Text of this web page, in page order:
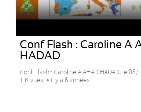
Conf Flash : Caroline A
HADAD
Conf Flash : Caroline A AHAD HADAD, le
1 K vues
Il y a 6 années